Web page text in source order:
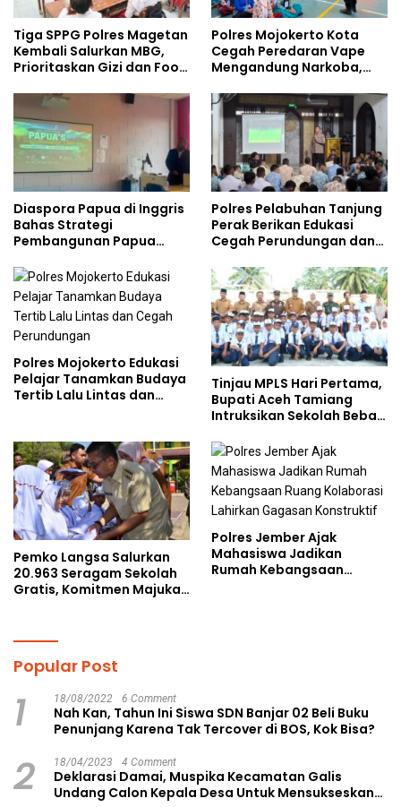
Tiga SPPG Polres Magetan
Kembali Salurkan MBG,
Prioritaskan Gizi dan Food
Polres Mojokerto Kota
Cegah Peredaran Vape
Mengandung Narkoba,
Kalangan Remaja
Diaspora Papua di Inggris
Bahas Strategi
Pembangunan Papua
Doktoral Internasional
Polres Pelabuhan Tanjung
Perak Berikan Edukasi
Cegah Perundungan dan
kepada Pelajar MPLS
Polres Mojokerto Edukasi
Pelajar Tanamkan Budaya
Tertib Lalu Lintas dan
Tinjau MPLS Hari Pertama,
Bupati Aceh Tamiang
Intruksikan Sekolah Bebas
Pemko Langsa Salurkan
20.963 Seragam Sekolah
Gratis, Komitmen Majukan
Polres Jember Ajak
Mahasiswa Jadikan
Rumah Kebangsaan
Popular Post
1 18/08/2022 6 Comment
Nah Kan, Tahun Ini Siswa SDN Banjar 02 Beli Buku
Penunjang Karena Tak Tercover di BOS, Kok Bisa?
2 18/04/2023 4 Comment
Deklarasi Damai, Muspika Kecamatan Galis
Undang Calon Kepala Desa Untuk Mensukseskan